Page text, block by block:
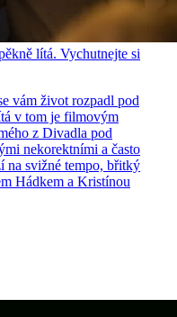
lítá. Vychutnejte si
vám život rozpadl pod
v tom je filmovým
z Divadla pod
nekorektními a často
na svižné tempo, břitký
Hádkem a Kristínou